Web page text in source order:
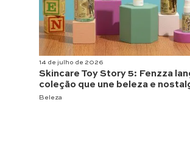
14 de julho de 2026
Skincare Toy Story 5: Fenzza
coleção que une beleza e
Beleza